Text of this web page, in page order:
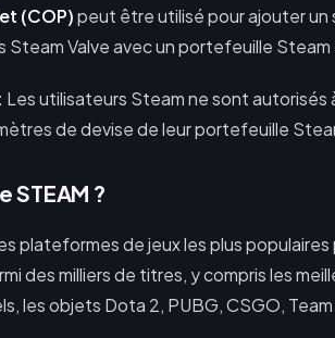
(COP)peut être utilisé pour ajouter un
Steam Valve avec un portefeuille Steam
Les utilisateurs Steam ne sont
de devise de leur portefeuille
?
plateformes de jeux les plus
des milliers de titres, y compris les
les objets Dota 2, PUBG, CSGO,